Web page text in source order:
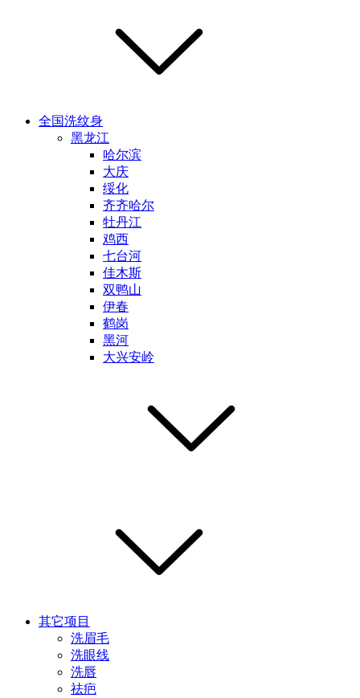
全国洗纹身
黑龙江
哈尔滨
大庆
绥化
齐齐哈尔
牡丹江
鸡西
七台河
佳木斯
双鸭山
伊春
鹤岗
黑河
大兴安岭
其它项目
洗眉毛
洗眼线
洗唇
祛疤